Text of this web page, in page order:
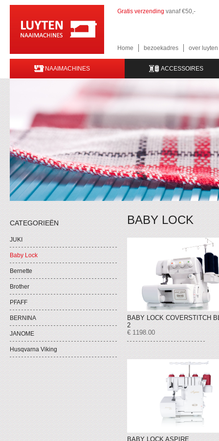
Gratis verzending vanaf €50,-
Home bezoekadres over
NAAIMACHINES ACCESSOIRES
CATEGORIEËN
JUKI
Baby Lock
Bernette
Brother
PFAFF
BERNINA
JANOME
Husqvarna Viking
BABY LOCK
BABY LOCK COVERSTITCH
2
€ 1198.00
BABY LOCK ASPIRE